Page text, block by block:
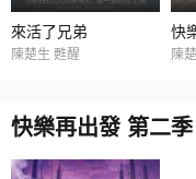
來活了兄弟
陳楚生 甦醒
快
陳
快樂再出發 第二